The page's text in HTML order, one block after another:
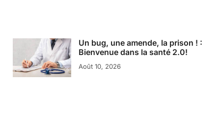
Un bug, une amende, la prison ! :
Bienvenue dans la santé 2.0!
Août 10, 2026